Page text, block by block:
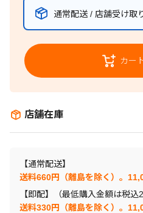
通常配送 / 店舗受け取
カー
店舗在庫
【通常配送】
送料660円（離島を除く）。
【即配】（最低購入金額は税込
送料330円（離島を除く）。